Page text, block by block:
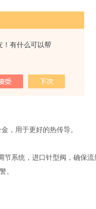
！有什么可以帮
，用于更好的热传导。
系统，进口针型阀，确保流
。